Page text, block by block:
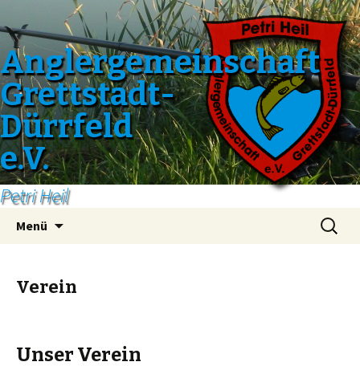
Anglergemeinschaft
Grettstadt-
Dürrfeld
e.V.
Petri Heil
Menü
Suchen
nach:
Verein
Unser Verein